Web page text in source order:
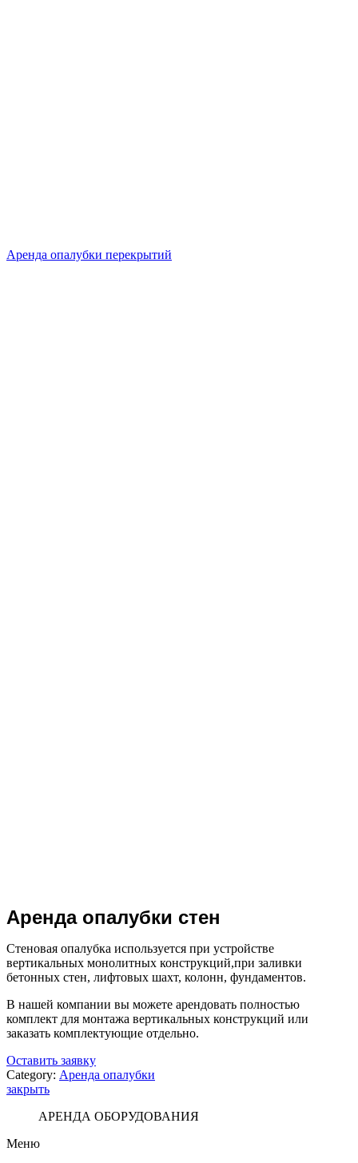
Аренда опалубки перекрытий
Аренда опалубки стен
Стеновая опалубка используется при устройстве
вертикальных монолитных конструкций,при заливки
бетонных стен, лифтовых шахт, колонн, фундаментов.
В нашей компании вы можете арендовать полностью
комплект для монтажа вертикальных конструкций или
заказать комплектующие отдельно.
Оставить заявку
Category: Аренда опалубки
закрыть
АРЕНДА ОБОРУДОВАНИЯ
Меню